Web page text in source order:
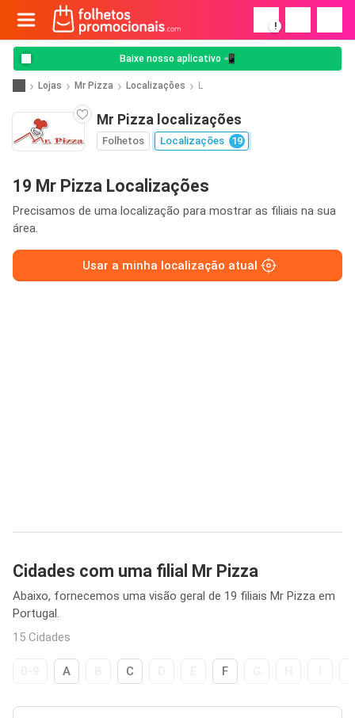
!
Baixe nosso aplicativo 📲
Lojas Mr Pizza Localizações L
Mr Pizza localizações
Folhetos Localizações 19
19 Mr Pizza Localizações
Precisamos de uma localização para mostrar as filiais na sua
área.
Usar a minha localização atual
Cidades com uma filial Mr Pizza
Abaixo, fornecemos uma visão geral de 19 filiais Mr Pizza em
Portugal.
15 Cidades
A C F